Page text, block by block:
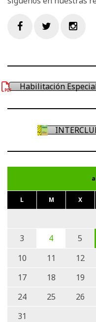
Habilitación
L M X
3
4 5
10
11 12
17
18 19
24
25 26
31